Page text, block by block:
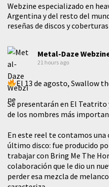
Webzine especializado en
Argentina y del resto del
reseñas de discos y
Metal-Daze
21 hours ago
El 13 de agosto, Swallow
Se presentarán en El
de los nombres más
En este reel te contamos una
último disco: fue producido
trabajar con Bring Me The
colaboración que le dio un
perder esa mezcla de